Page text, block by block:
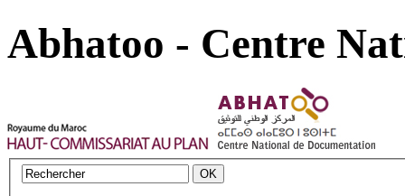
Abhatoo - Centre